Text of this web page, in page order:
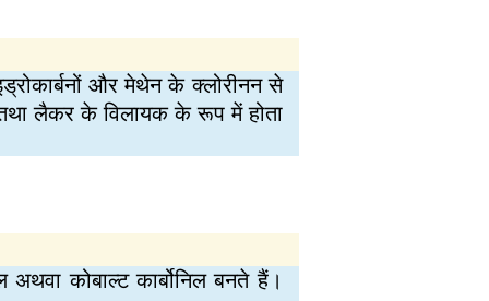
और मेथेन के क्लोरीनन से
तथा लैकर के विलायक के रूप में होता
कोबाल्ट कार्बोनिल बनते हैं।